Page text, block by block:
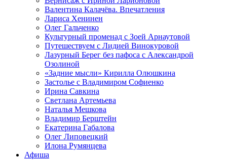
Валентина Калачёва. Впечатления
Лариса Хенинен
Олег Гальченко
Культурный променад с Зоей Арнаутовой
Путешествуем с Лидией Винокуровой
Лазурный Берег без пафоса с Александрой
Озолиной
«Задние мысли» Кирилла Олюшкина
Застолье с Владимиром Софиенко
Ирина Савкина
Светлана Артемьева
Наталья Мешкова
Владимир Берштейн
Екатерина Габалова
Олег Липовецкий
Илона Румянцева
Афиша